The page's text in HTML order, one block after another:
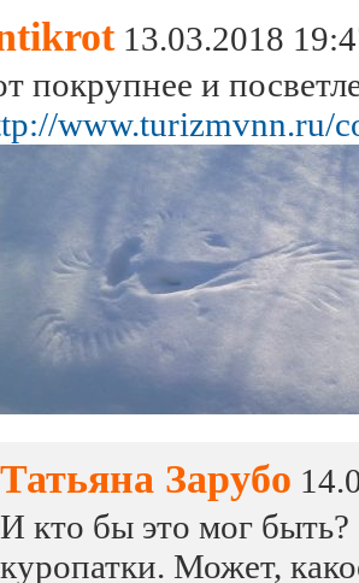
13.03.2018
покрупнее и
www.turizmvnn.ru/
Татьяна Зарубо
И кто бы это мог
куропатки. Может,